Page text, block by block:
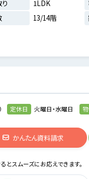
1LDK
13/14階
定休日 火曜日・水曜日
かんたん資料請求
スムーズにお応えできます。